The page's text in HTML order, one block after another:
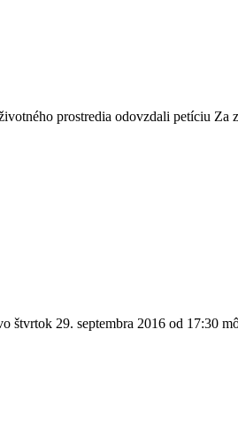
prostredia odovzdali petíciu
štvrtok 29. septembra 2016 od 17:30